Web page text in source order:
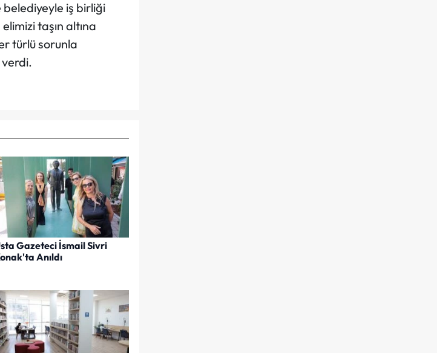
belediyeyle iş birliği
taşın altına
türlü sorunla
Gazeteci İsmail Sivri
Anıldı